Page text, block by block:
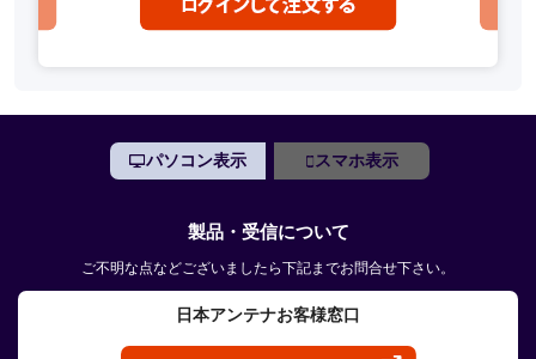
パソコン表示 スマホ表示
製品・受信について
ご不明な点などございましたら下記までお問合せ下さい。
日本アンテナお客様窓口